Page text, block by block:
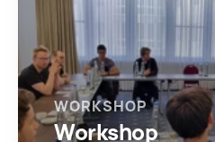
WORKSHOP
Workshop